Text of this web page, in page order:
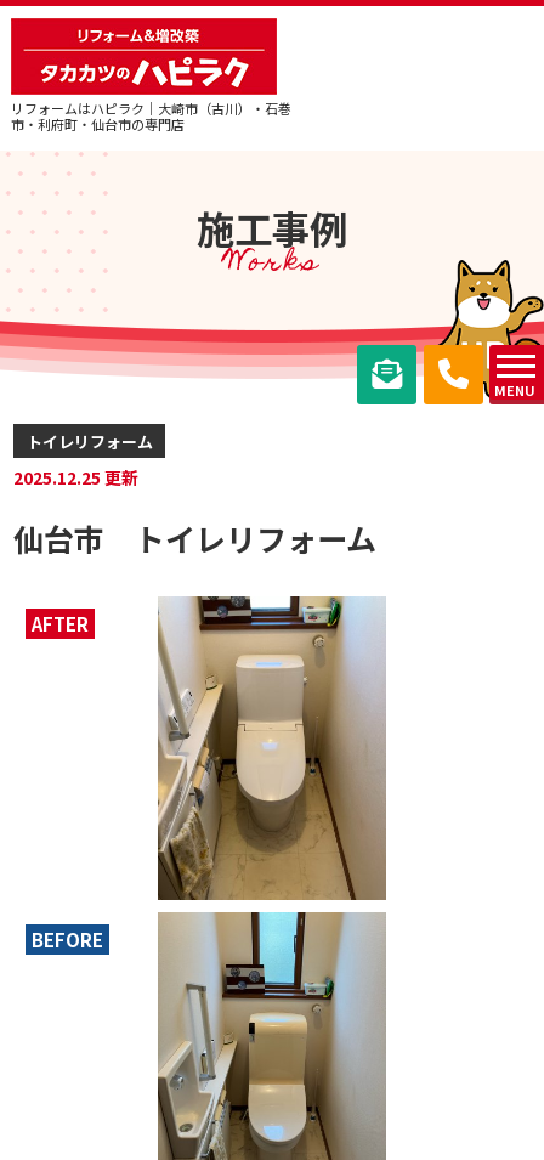
リフォームはハピラク｜大崎市（古川）・石巻
市・利府町・仙台市の専門店
MENU
施工事例
Works
トイレリフォーム
2025.12.25 更新
仙台市 トイレリフォーム
AFTER
BEFORE